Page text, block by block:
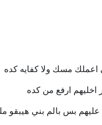
مسك ولا كفايه كده
اخليهم ارفع من كده
بس بالم بني